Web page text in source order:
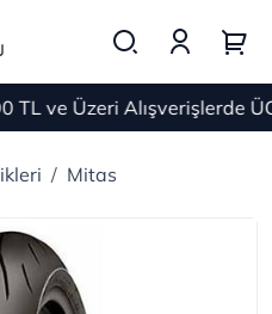
ve Üzeri Alışverişlerde
Mitas